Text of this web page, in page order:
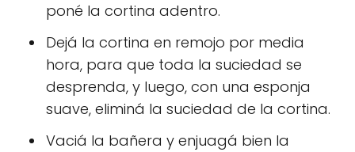
poné la cortina adentro.
Dejá la cortina en remojo por media
hora, para que toda la suciedad se
desprenda, y luego, con una esponja
suave, eliminá la suciedad de la cortina.
Vaciá la bañera y enjuagá bien la